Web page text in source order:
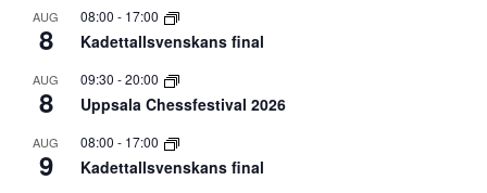
AUG
8
08:00 - 17:00
Kadettallsvenskans final
AUG
8
09:30 -20:00
Uppsala Chessfestival 2026
AUG
9
08:00 - 17:00
Kadettallsvenskans final